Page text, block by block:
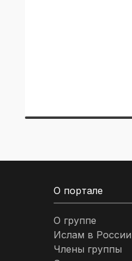
О портале
О группе
Ислам в России
Члены группы